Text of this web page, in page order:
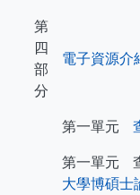
第
四
部
分
電子資源介
第一單元
第一單元
大學博碩士